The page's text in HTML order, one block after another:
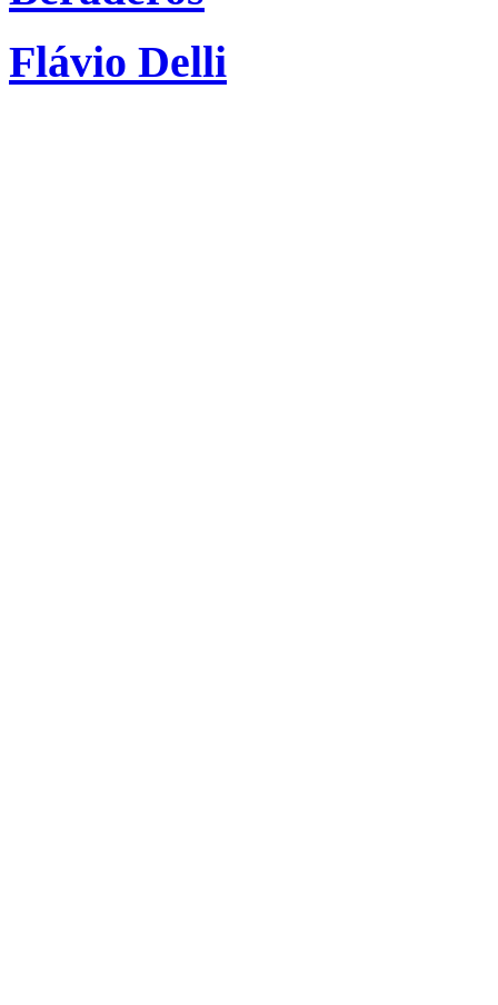
Flávio Delli